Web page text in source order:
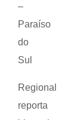
–
Paraíso
do
Sul
Regional
reporta